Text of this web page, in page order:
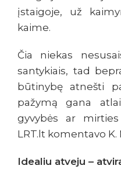
įstaigoje, už
kaime.
Čia niekas
santykiais, tad
būtinybę atnešti
pažymą gana
gyvybės ar
LRT.lt komentavo K.
Idealiu atveju –